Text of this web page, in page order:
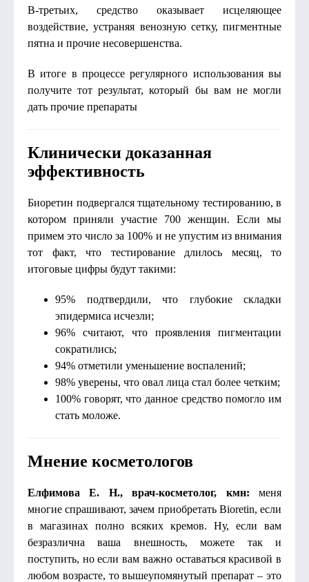
В-третьих, средство оказывает исцеляющее
воздействие, устраняя венозную сетку, пигментные
пятна и прочие несовершенства.
В итоге в процессе регулярного использования вы
получите тот результат, который бы вам не могли
дать прочие препараты
Клинически доказанная
эффективность
Биоретин подвергался тщательному тестированию, в
котором приняли участие 700 женщин. Если мы
примем это число за 100% и не упустим из внимания
тот факт, что тестирование длилось месяц, то
итоговые цифры будут такими:
95% подтвердили, что глубокие складки
эпидермиса исчезли;
96% считают, что проявления пигментации
сократились;
94% отметили уменьшение воспалений;
98% уверены, что овал лица стал более четким;
100% говорят, что данное средство помогло им
стать моложе.
Мнение косметологов
Елфимова Е. Н., врач-косметолог, кмн: меня
многие спрашивают, зачем приобретать Bioretin, если
в магазинах полно всяких кремов. Ну, если вам
безразлична ваша внешность, можете так и
поступить, но если вам важно оставаться красивой в
любом возрасте, то вышеупомянутый препарат – это